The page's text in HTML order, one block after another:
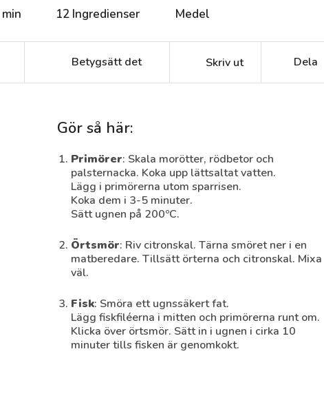
12 Ingredienser Medel
Betygsätt det Skriv ut Dela
Gör så här:
Primörer: Skala morötter, rödbetor och
palsternacka. Koka upp lättsaltat vatten.
Lägg i primörerna utom sparrisen.
Koka dem i 3-5 minuter.
Sätt ugnen på 200ºC.
Örtsmör: Riv citronskal. Tärna smöret ner i en
matberedare. Tillsätt örterna och citronskal. Mixa
väl.
Fisk: Smöra ett ugnssäkert fat.
Lägg fiskfiléerna i mitten och primörerna runt om.
Klicka över örtsmör. Sätt in i ugnen i cirka 10
minuter tills fisken är genomkokt.
Ryggbiff